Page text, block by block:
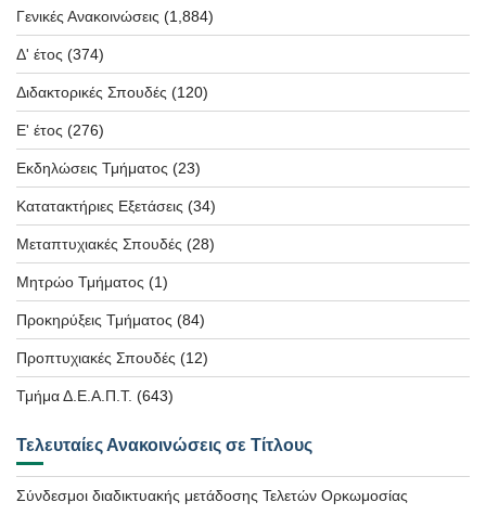
Γενικές Ανακοινώσεις (1,884)
Δ' έτος (374)
Διδακτορικές Σπουδές (120)
Ε' έτος (276)
Εκδηλώσεις Τμήματος (23)
Κατατακτήριες Εξετάσεις (34)
Μεταπτυχιακές Σπουδές (28)
Μητρώο Τμήματος (1)
Προκηρύξεις Τμήματος (84)
Προπτυχιακές Σπουδές (12)
Τμήμα Δ.Ε.Α.Π.Τ. (643)
Τελευταίες Ανακοινώσεις σε Τίτλους
Σύνδεσμοι διαδικτυακής μετάδοσης Τελετών Ορκωμοσίας